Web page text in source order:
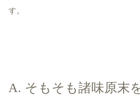
す。
A. そもそも諸味原末